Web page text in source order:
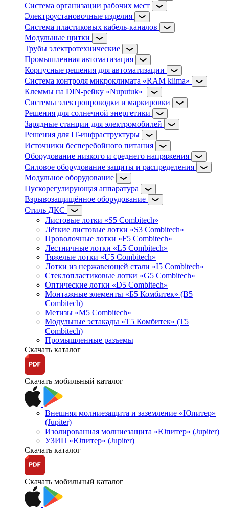
Система организации рабочих мест
Электроустановочные изделия
Система пластиковых кабель-каналов
Модульные щитки
Трубы электротехнические
Промышленная автоматизация
Корпусные решения для автоматизации
Система контроля микроклимата «RAM klima»
Клеммы на DIN-рейку «Nuputuk»
Системы электропроводки и маркировки
Решения для солнечной энергетики
Зарядные станции для электромобилей
Решения для IT-инфраструктуры
Источники бесперебойного питания
Оборудование низкого и среднего напряжения
Силовое оборудование защиты и распределения
Модульное оборудование
Пускорегулирующая аппаратура
Взрывозащищённое оборудование
Стиль ДКС
Листовые лотки «S5 Combitech»
Лёгкие листовые лотки «S3 Combitech»
Проволочные лотки «F5 Combitech»
Лестничные лотки «L5 Combitech»
Тяжелые лотки «U5 Combitech»
Лотки из нержавеющей стали «I5 Combitech»
Стеклопластиковые лотки «G5 Combitech»
Оптические лотки «D5 Combitech»
Монтажные элементы «Б5 Комбитек» (B5
Combitech)
Метизы «M5 Combitech»
Модульные эстакады «Т5 Комбитек» (T5
Combitech)
Промышленные разъемы
Скачать каталог
Скачать мобильный каталог
Внешняя молниезащита и заземление «Юпитер»
(Jupiter)
Изолированная молниезащита «Юпитер» (Jupiter)
УЗИП «Юпитер» (Jupiter)
Скачать каталог
Скачать мобильный каталог